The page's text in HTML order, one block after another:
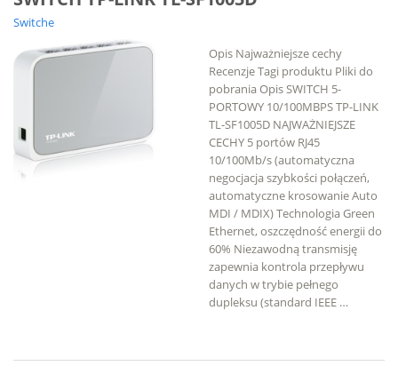
Switche
Opis Najważniejsze cechy
Recenzje Tagi produktu Pliki do
pobrania Opis SWITCH 5-
PORTOWY 10/100MBPS TP-LINK
TL-SF1005D NAJWAŻNIEJSZE
CECHY 5 portów RJ45
10/100Mb/s (automatyczna
negocjacja szybkości połączeń,
automatyczne krosowanie Auto
MDI / MDIX) Technologia Green
Ethernet, oszczędność energii do
60% Niezawodną transmisję
zapewnia kontrola przepływu
danych w trybie pełnego
dupleksu (standard IEEE …